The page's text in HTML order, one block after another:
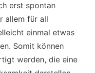
erst spontan
allem für all
einmal etwas
Somit können
werden, die eine